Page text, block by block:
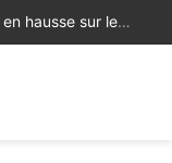
Mardi 21 juillet : Température du jour en hausse sur les plaines nord